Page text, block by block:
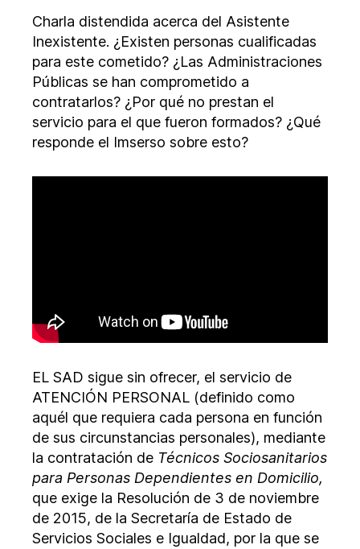
Charla distendida acerca del Asistente
Inexistente. ¿Existen personas cualificadas
para este cometido? ¿Las Administraciones
Públicas se han comprometido a
contratarlos? ¿Por qué no prestan el
servicio para el que fueron formados? ¿Qué
responde el Imserso sobre esto?
EL SAD sigue sin ofrecer, el servicio de
ATENCIÓN PERSONAL (definido como
aquél que requiera cada persona en función
de sus circunstancias personales), mediante
la contratación de Técnicos Sociosanitarios
para Personas Dependientes en Domicilio,
que exige la Resolución de 3 de noviembre
de 2015, de la Secretaría de Estado de
Servicios Sociales e Igualdad, por la que se